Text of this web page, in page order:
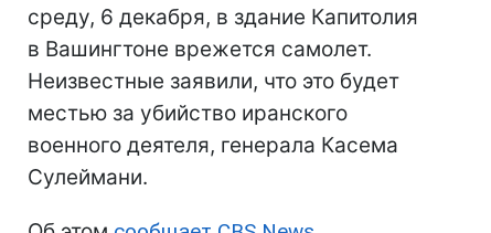
среду, 6 декабря, в здание Капитолия
в Вашингтоне врежется самолет.
Неизвестные заявили, что это будет
местью за убийство иранского
военного деятеля, генерала Касема
Сулеймани.